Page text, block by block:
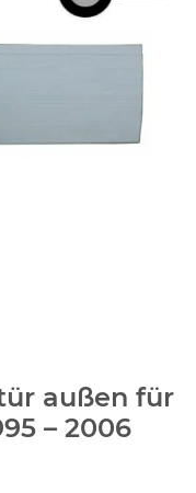
außen für
– 2006